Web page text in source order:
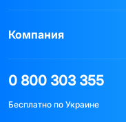
Компания
0 800 303 355
Бесплатно по Украине